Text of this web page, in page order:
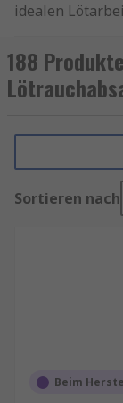
idealen
Sortiment an
für die Arbeit
Unser Angebot
Löt-
und
CIF, Ersa,
hochwertige
188
Sortieren nach
Beim